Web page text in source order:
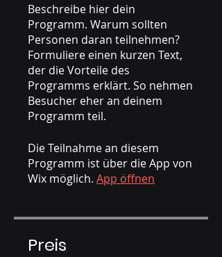
Beschreibe hier dein
Programm. Warum sollten
Personen daran teilnehmen?
Formuliere einen kurzen Text,
der die Vorteile des
Programms erklärt. So nehmen
Besucher eher an deinem
Die Teilnahme an diesem
Programm ist über die App von
Wix möglich. App öffnen
Preis